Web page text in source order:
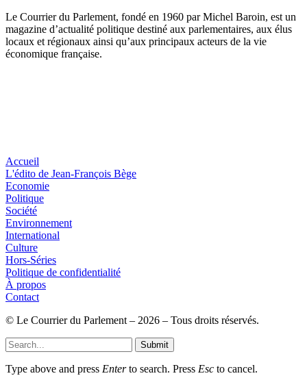
Le Courrier du Parlement, fondé en 1960 par Michel Baroin, est un
magazine d’actualité politique destiné aux parlementaires, aux élus
locaux et régionaux ainsi qu’aux principaux acteurs de la vie
économique française.
Accueil
L'édito de Jean-François Bège
Economie
Politique
Société
Environnement
International
Culture
Hors-Séries
Politique de confidentialité
À propos
Contact
© Le Courrier du Parlement – 2026 – Tous droits réservés.
Submit
Type above and press Enterto search. Press Esc to cancel.